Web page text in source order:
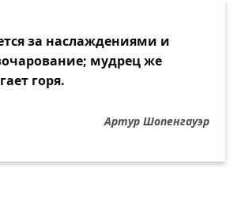
за наслаждениями и
мудрец же
горя.
Артур Шопенгауэр